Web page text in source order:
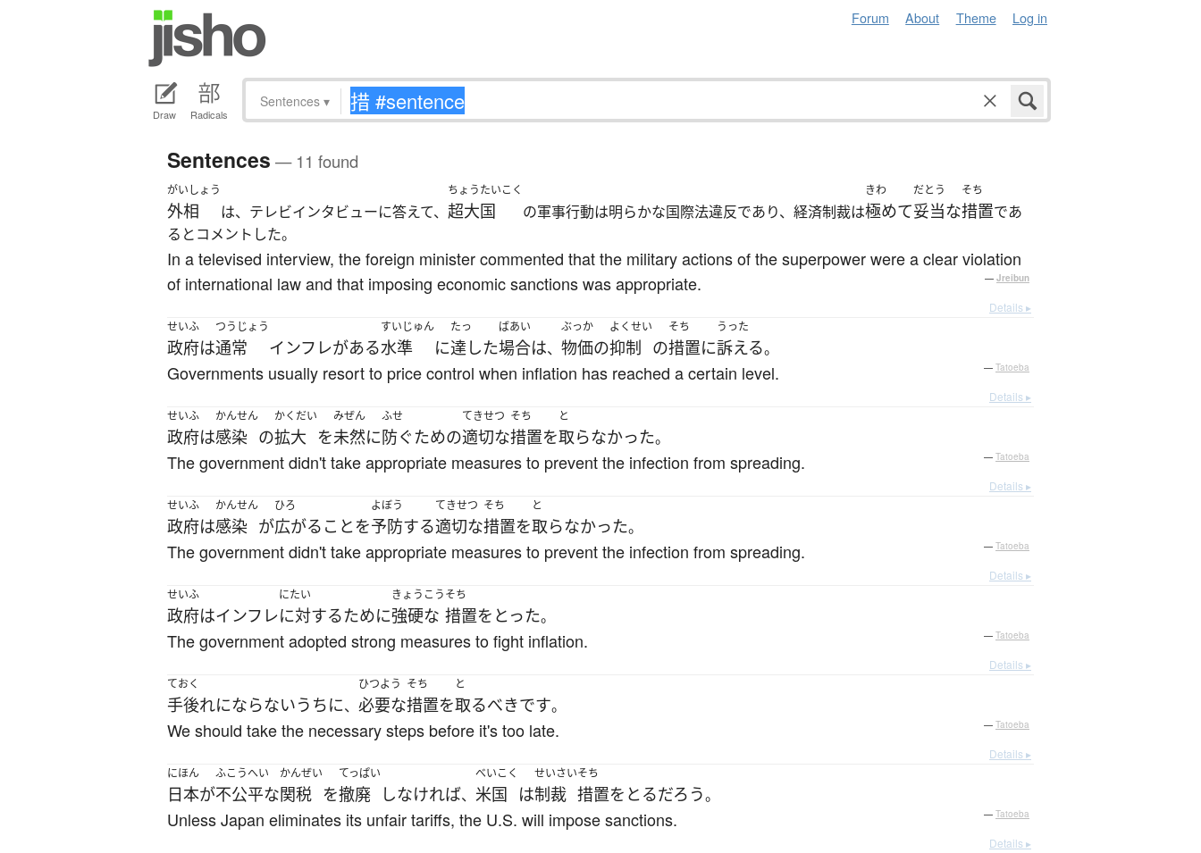
Forum About Theme Log in
Draw Radicals
Sentences ▾
Sentences — 11 found
がいしょう
外相 は、テレビインタビューに答えて、
ちょうたいこく
超大国 の軍事行動は明らかな国際法違反であり、経済制裁は
きわ
極めて
だとう
妥当な
そち
措置であ
るとコメントした。
In a televised interview, the foreign minister commented that the military actions of the superpower were a clear violation
of international law and that imposing economic sanctions was appropriate.
— Jreibun
Details ▸
せいふ
政府は
つうじょう
通常 インフレがある
すいじゅん
水準 に
たっ
達した
ばあい
場合は、
ぶっか
物価の
よくせい
抑制 の
そち
措置に
うった
訴える。
Governments usually resort to price control when inflation has reached a certain level. — Tatoeba
Details ▸
せいふ
政府は
かんせん
感染 の
かくだい
拡大 を
みぜん
未然に
ふせ
防ぐための
てきせつ
適切な
そち
措置を
と
取らなかった。
The government didn't take appropriate measures to prevent the infection from spreading. — Tatoeba
Details ▸
せいふ
政府は
かんせん
感染 が
ひろ
広がる ことを
よぼう
予防する
てきせつ
適切な
そち
措置を
と
取らなかった。
The government didn't take appropriate measures to prevent the infection from spreading. — Tatoeba
Details ▸
せいふ
政府はインフレ
にたい
に対するために
きょうこう
強硬な
そち
措置を とった。
The government adopted strong measures to fight inflation. — Tatoeba
Details ▸
ておく
手後れにならないうちに、
ひつよう
必要な
そち
措置を
と
取るべきです。
We should take the necessary steps before it's too late. — Tatoeba
Details ▸
にほん
日本が
ふこうへい
不公平な
かんぜい
関税 を
てっぱい
撤廃 しなければ、
べいこく
米国 は
せいさい
制裁
そち
措置を とるだろう。
Unless Japan eliminates its unfair tariffs, the U.S. will impose sanctions. — Tatoeba
Details ▸